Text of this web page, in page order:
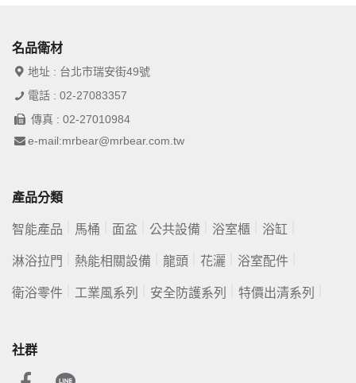
名品衛材
地址 : 台北市瑞安街49號
電話 : 02-27083357
傳真 : 02-27010984
e-mail:mrbear@mrbear.com.tw
產品分類
智能產品 馬桶 面盆 公共設備 浴室櫃 浴缸
淋浴拉門 熱能相關設備 龍頭 花灑 浴室配件
衛浴零件 工業風系列 安全防護系列 特價出清系列
社群